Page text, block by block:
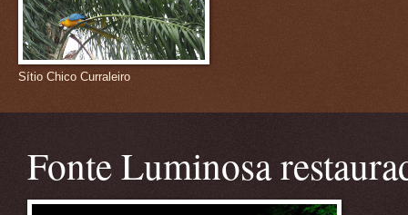
Sítio Chico Curraleiro
Fonte Luminosa